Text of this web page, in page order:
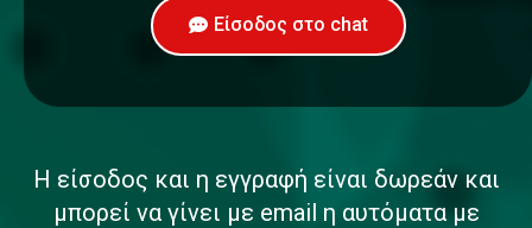
Είσοδος στο chat
Η είσοδος και η εγγραφή είναι δωρεάν και
μπορεί να γίνει με email η αυτόματα με